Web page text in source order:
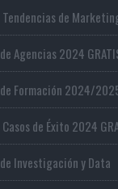
Tendencias de
Agencias 2024
Formación 2024/
de Éxito 2024
Investigación y Data